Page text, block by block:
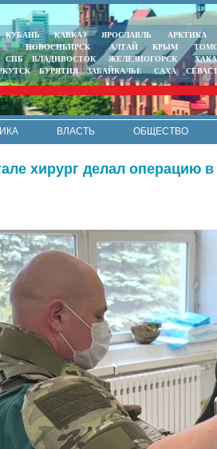
КУБАНЬ КАВКАЗ ЯРОСЛАВЛЬ АРКТИКА
НОВОСИБИРСК АЛТАЙ КРЫМ
СПБ ВЛАДИВОСТОК ЖЕЛЕЗНОГОРСК
БУРЯТИЯ ЗАБАЙКАЛЬЕ САХА
ВЛАСТЬ ОБЩЕСТВО
хирург делал операцию